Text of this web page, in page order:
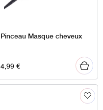
Pinceau Masque cheveux
4,99€